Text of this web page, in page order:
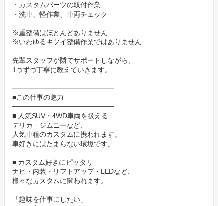
・カスタムパーツの取付作業
・洗車、軽作業、車両チェック
※重整備はほとんどありません
※いわゆるキツイ整備作業ではありません
先輩スタッフが隣でサポートしながら、
1つずつ丁寧に教えていきます。
━━━━━━━━━━━━━━━
■この仕事の魅力
━━━━━━━━━━━━━━━
■ 人気SUV・4WD車両を扱える
デリカ・ジムニーなど、
人気車種のカスタムに携われます。
車好きにはたまらない環境です。
■ カスタム好きにピッタリ
ナビ・内装・リフトアップ・LEDなど、
様々なカスタムに関われます。
「趣味を仕事にしたい」